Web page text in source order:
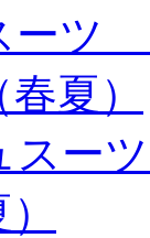
ー
夏）
ス